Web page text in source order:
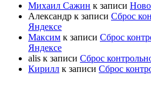
Михаил Сажин к записи
Александр к записи Сброс
Яндексе
Максим к записи Сброс
Яндексе
alis к записи Сброс
Кирилл к записи Сброс